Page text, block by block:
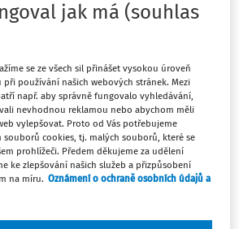
nálezu.
sněmovny Parlamentu České
potvrdili svými podpisy předložený
a pověřili poslance Marka Bendu,
Ústavním soudem.
na rozpor napadeného
články:
práv a svobod,
jak má (souhlas
se ze všech sil přinášet vysokou úroveň
používání našich webových stránek. Mezi
např. aby správně fungovalo vyhledávání,
nevhodnou reklamou nebo abychom měli
vylepšovat. Proto od Vás potřebujeme
souborů cookies, tj. malých souborů, které se
prohlížeči. Předem děkujeme za udělení
ke zlepšování našich služeb a přizpůsobení
na míru. Oznámení o ochraně osobních údajů a